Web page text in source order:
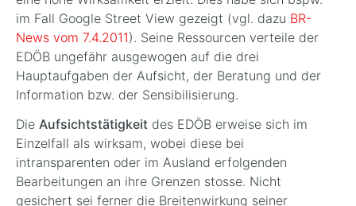
im Fall Google Street View gezeigt (vgl. dazu BR-
News vom 7.4.2011). Seine Ressourcen verteile der
EDÖB ungefähr ausgewogen auf die drei
Hauptaufgaben der Aufsicht, der Beratung und der
Information bzw. der Sensibilisierung.
Die Aufsichtstätigkeit des EDÖB erweise sich im
Einzelfall als wirksam, wobei diese bei
intransparenten oder im Ausland erfolgenden
Bearbeitungen an ihre Grenzen stosse. Nicht
gesichert sei ferner die Breitenwirkung seiner